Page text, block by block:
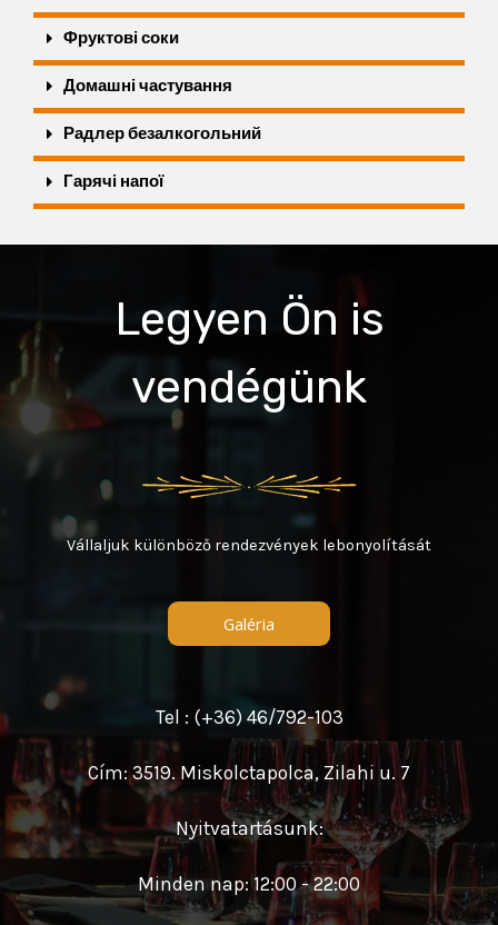
Фруктові соки
Домашні частування
Радлер безалкогольний
Гарячі напої
Legyen Ön is
vendégünk
Vállaljuk különböző rendezvények lebonyolítását
Galéria
Tel : (+36) 46/792-103
Cím: 3519. Miskolctapolca, Zilahi u. 7
Nyitvatartásunk:
Minden nap: 12:00 - 22:00